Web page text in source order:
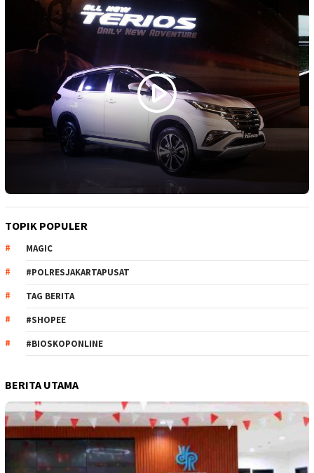
TOPIK POPULER
MAGIC
#POLRESJAKARTAPUSAT
TAG BERITA
#SHOPEE
#BIOSKOPONLINE
BERITA UTAMA